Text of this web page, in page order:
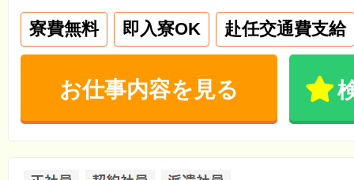
寮費無料 即入寮OK 赴任交通費支給
お仕事内容を見る